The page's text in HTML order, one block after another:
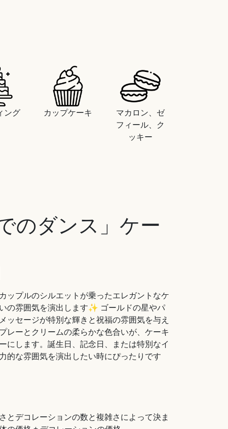
ング カップケーキ
マカロン、ゼ
フィール、ク
ッキー
のダンス」ケー
ップルのシルエットが乗ったエレガントなケ
の雰囲気を演出します✨ ゴールドの星やパ
ッセージが特別な輝きと祝福の雰囲気を与え
レーとクリームの柔らかな色合いが、ケーキ
にします。誕生日、記念日、または特別なイ
的な雰囲気を演出したい時にぴったりです
とデコレーションの数と複雑さによって決ま